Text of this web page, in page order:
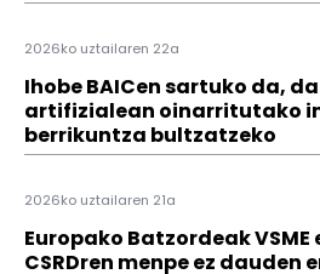
2026ko uztailaren 22a
Ihobe BAICen sartuko da,
artifizialean oinarritutako
berrikuntza bultzatzeko
2026ko uztailaren 21a
Europako Batzordeak VSME
CSRDren menpe ez dauden